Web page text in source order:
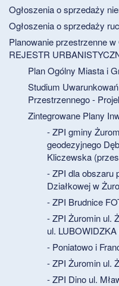
Ogłoszenia o sprzedaży
Ogłoszenia o sprzedaży
Planowanie przestrzenne
REJESTR
Plan Ogólny Miasta i
Studium
Przestrzennego -
Zintegrowane Plany
- ZPI gminy
geodezyjnego
Kliczewska
- ZPI dla obszaru
Działkowej w
- ZPI Brudnice
- ZPI Żuromin ul.
ul.
- Poniatowo i
- ZPI Żuromin ul.
- ZPI Dino ul.